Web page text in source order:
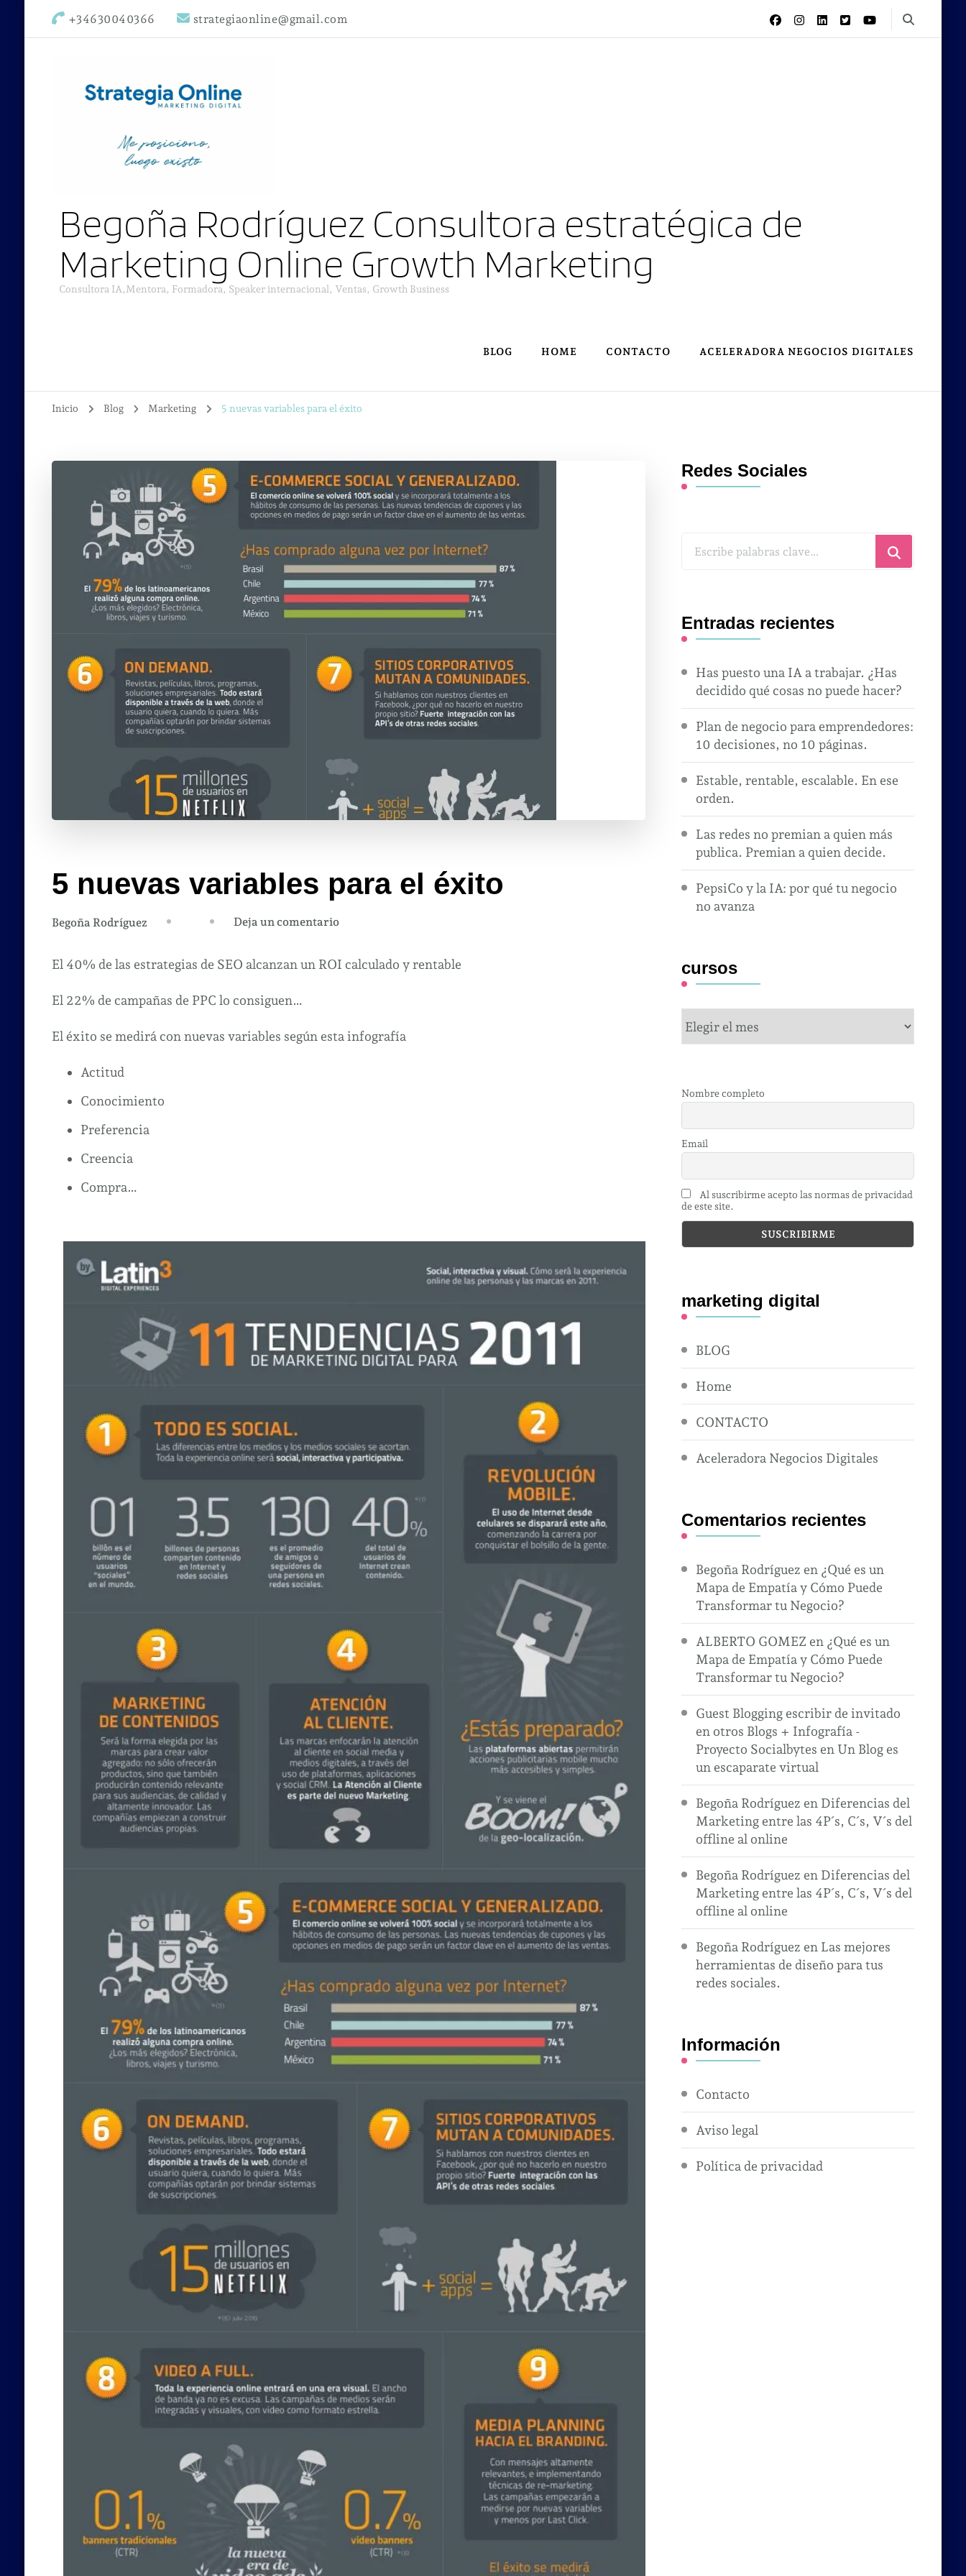
+34630040366 strategiaonline@gmail.com
Begoña Rodríguez Consultora estratégica de
Marketing Online Growth Marketing
Consultora IA,Mentora, Formadora, Speaker internacional, Ventas, Growth Business
BLOG HOME CONTACTO ACELERADORA NEGOCIOS DIGITALES
Inicio Blog Marketing 5 nuevas variables para el éxito
5 nuevas variables para el éxito
Begoña Rodríguez Deja un comentarioen
nuevas
éxito
El 40% de las estrategias de SEO alcanzan un ROI calculado y rentable
El 22% de campañas de PPC lo consiguen…
El éxito se medirá con nuevas variables según esta infografía
Actitud
Conocimiento
Preferencia
Creencia
Compra…
Redes Sociales
¿Buscas
Entradas recientes
Has puesto una IA a trabajar. ¿Has
decidido qué cosas no puede hacer?
Plan de negocio para emprendedores:
10 decisiones, no 10 páginas.
Estable, rentable, escalable. En ese
orden.
Las redes no premian a quien más
publica. Premian a quien decide.
PepsiCo y la IA: por qué tu negocio
no avanza
cursos
cursos
Nombre completo
Email
Al suscribirme acepto las normas de privacidad
de este site.
marketing digital
BLOG
Home
CONTACTO
Aceleradora Negocios Digitales
Comentarios recientes
Begoña Rodríguez en ¿Qué es un
Mapa de Empatía y Cómo Puede
Transformar tu Negocio?
ALBERTO GOMEZ en ¿Qué es un
Mapa de Empatía y Cómo Puede
Transformar tu Negocio?
Guest Blogging escribir de invitado
en otros Blogs + Infografía -
Proyecto Socialbytes en Un Blog es
un escaparate virtual
Begoña Rodríguez en Diferencias del
Marketing entre las 4P´s, C´s, V´s del
offline al online
Begoña Rodríguez en Diferencias del
Marketing entre las 4P´s, C´s, V´s del
offline al online
Begoña Rodríguez en Las mejores
herramientas de diseño para tus
redes sociales.
Información
Contacto
Aviso legal
Política de privacidad